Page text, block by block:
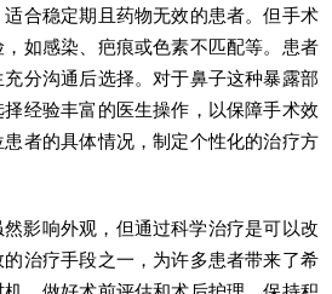
合稳定期且药物无效的患者。但手术
如感染、疤痕或色素不匹配等。患者
分沟通后选择。对于鼻子这种暴露部
经验丰富的医生操作，以保障手术效
者的具体情况，制定个性化的治疗方
影响外观，但通过科学治疗是可以改
治疗手段之一，为许多患者带来了希